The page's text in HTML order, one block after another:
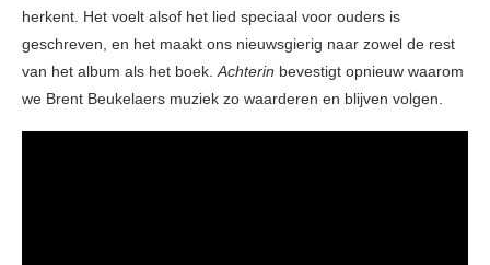
herkent. Het voelt alsof het lied speciaal voor ouders is
geschreven, en het maakt ons nieuwsgierig naar zowel de rest
van het album als het boek.Achterin bevestigt opnieuw waarom
we Brent Beukelaers muziek zo waarderen en blijven volgen.